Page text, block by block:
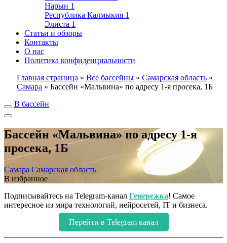
Нарын 1
Республика Калмыкия 1
Элиста 1
Статьи и обзоры
Контакты
О нас
Политика конфиденциальности
Главная страница » Все бассейны » Самарская область »
Самара » Бассейн «Мальвина» по адресу 1-я просека, 1Б
В бассейн
Бассейн «Мальвина» по адресу 1-я
просека, 1Б
Самара Самарская область
В избранное
Подписывайтесь на Telegram-канал Генережка! Самое
интересное из мира технологий, нейросетей, IT и бизнеса.
Перейти в Telegram канал